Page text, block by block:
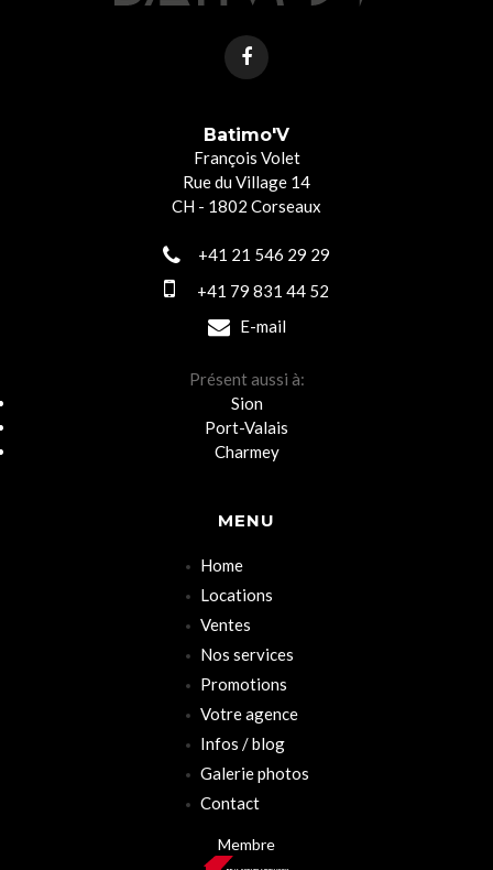
Membre
MENU
Home
Locations
Ventes
Nos services
Promotions
Votre agence
Infos / blog
Galerie photos
Contact
Batimo'V
François Volet
Rue du Village 14
CH - 1802 Corseaux
+41 21 546 29 29
+41 79 831 44 52
E-mail
Présent aussi à:
Sion
Port-Valais
Charmey